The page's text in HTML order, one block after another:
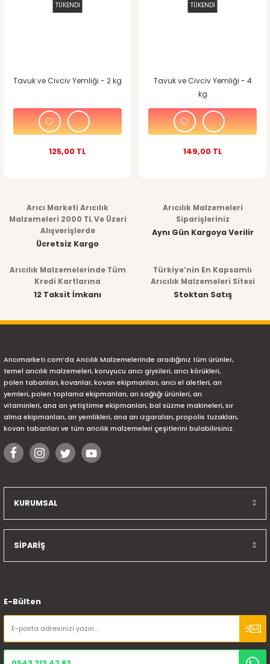
TÜKENDİ
Tavuk ve Civciv Yemliği - 2 kg
125,00 TL
TÜKENDİ
Tavuk ve Civciv Yemliği - 4
kg
149,00 TL
Arıcı Marketi Arıcılık
Malzemeleri 2000 TL Ve Üzeri
Alışverişlerde
Ücretsiz Kargo
Arıcılık Malzemeleri
Siparişleriniz
Aynı Gün Kargoya Verilir
Arıcılık Malzemelerinde Tüm
Kredi Kartlarına
12 Taksit İmkanı
Türkiye’nin En Kapsamlı
Arıcılık Malzemeleri Sitesi
Stoktan Satış
Arıcımarketi.com’da Arıcılık Malzemelerinde aradığınız tüm ürünler,
temel arıcılık malzemeleri, koruyucu arıcı giysileri, arıcı körükleri,
polen tabanları, kovanlar, kovan ekipmanları, arıcı el aletleri, arı
yemleri, polen toplama ekipmanları, arı sağlığı ürünleri, arı
vitaminleri, ana arı yetiştirme ekipmanları, bal süzme makineleri, sır
alma ekipmanları, arı yemlikleri, ana arı ızgaraları, propolis tuzakları,
kovan tabanları ve tüm arıcılık malzemeleri çeşitlerini bulabilirsiniz.
KURUMSAL
SİPARİŞ
E-Bülten